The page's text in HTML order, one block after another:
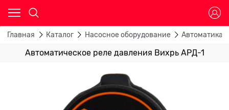
Главная Каталог Насосное оборудование Автоматика
Автоматическое реле давления Вихрь АРД-1